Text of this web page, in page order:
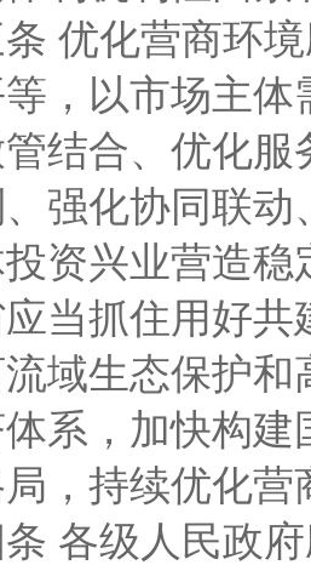
化营商环境
，以市场主
结合、优化
强化协同联
资兴业营造
抓住用好共建
域生态保护
系，加快构
，持续优化
级人民政府